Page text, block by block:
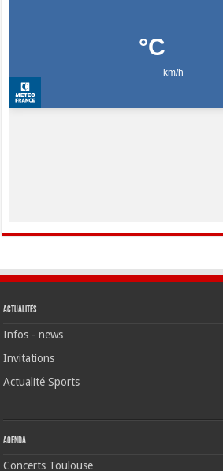
Actualités
Infos - news
Invitations
Actualité Sports
Agenda
Concerts Toulouse